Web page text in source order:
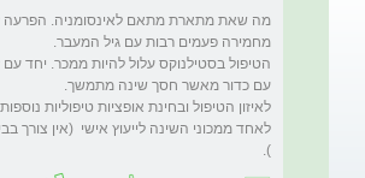
מה שאת מתארת מתאם לאינסומניה. הפרעה
הטיפול בסטילנוקס עלול להיות ממכר. יחד
לאיזון הטיפול ובחינת אופציות טיפוליות
לאחד ממכוני השינה לייעוץ אישי  (אין צורך
).